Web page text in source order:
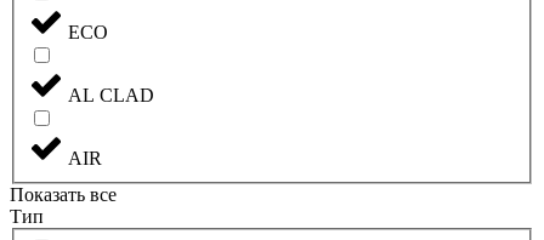
ECO
AL CLAD
AIR
Показать все
Тип